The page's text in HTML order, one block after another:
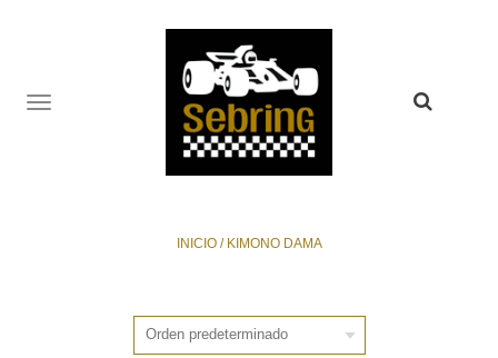
TOGGLE
NAVIGATION
INICIO /KIMONO DAMA